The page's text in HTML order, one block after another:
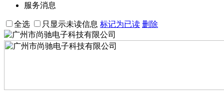
服务消息
全选 只显示未读信息 标记为已读 删除